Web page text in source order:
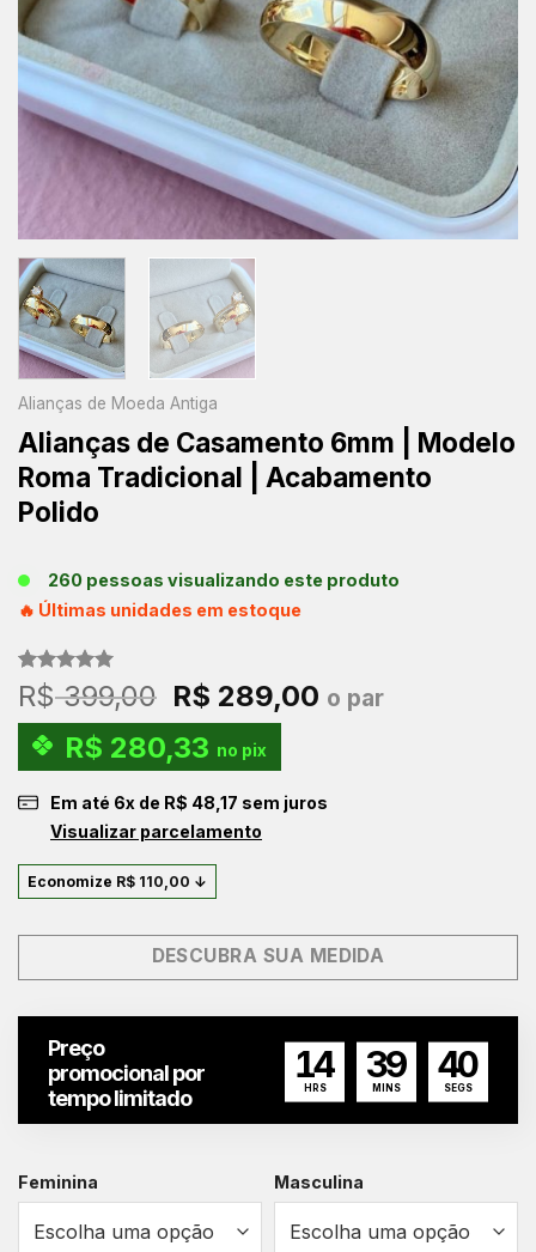
Alianças de Moeda Antiga
Alianças de Casamento 6mm | Modelo
Roma Tradicional | Acabamento
Polido
260 pessoas visualizando este produto
🔥 Últimas unidades em estoque
Avaliado
como5.00
de 5, com
baseado em
1
avaliação
R$399,00 O
preço
original
era:
R$ 399,00.
R$ 289,00 O
R$ 289,00.
o par
R$ 280,33 no pix
Em até 6x de R$ 48,17 sem juros
Visualizar parcelamento
Economize R$ 110,00 ↓
DESCUBRA SUA MEDIDA
Preço
promocional por
tempo limitado
14
HRS
39
MINS
39
SEGS
Feminina Masculina